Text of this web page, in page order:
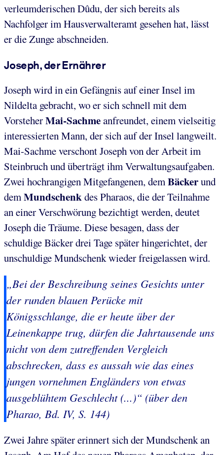
verleumderischen Dûdu, der sich bereits als
Nachfolger im Hausverwalteramt gesehen hat, lässt
er die Zunge abschneiden.
Joseph, der Ernährer
Joseph wird in ein Gefängnis auf einer Insel im
Nildelta gebracht, wo er sich schnell mit dem
VorsteherMai-Sachmeanfreundet, einem vielseitig
interessierten Mann, der sich auf der Insel langweilt.
Mai-Sachme verschont Joseph von der Arbeit im
Steinbruch und überträgt ihm Verwaltungsaufgaben.
Zwei hochrangigen Mitgefangenen, dem Bäckerund
dem Mundschenkdes Pharaos, die der Teilnahme
an einer Verschwörung bezichtigt werden, deutet
Joseph die Träume. Diese besagen, dass der
schuldige Bäcker drei Tage später hingerichtet, der
unschuldige Mundschenk wieder freigelassen wird.
„Bei der Beschreibung seines Gesichts unter
der runden blauen Perücke mit
Königsschlange, die er heute über der
Leinenkappe trug, dürfen die Jahrtausende uns
nicht von dem zutreffenden Vergleich
abschrecken, dass es aussah wie das eines
jungen vornehmen Engländers von etwas
ausgeblühtem Geschlecht (...)“ (über den
Pharao, Bd. IV, S. 144)
Zwei Jahre später erinnert sich der Mundschenk an